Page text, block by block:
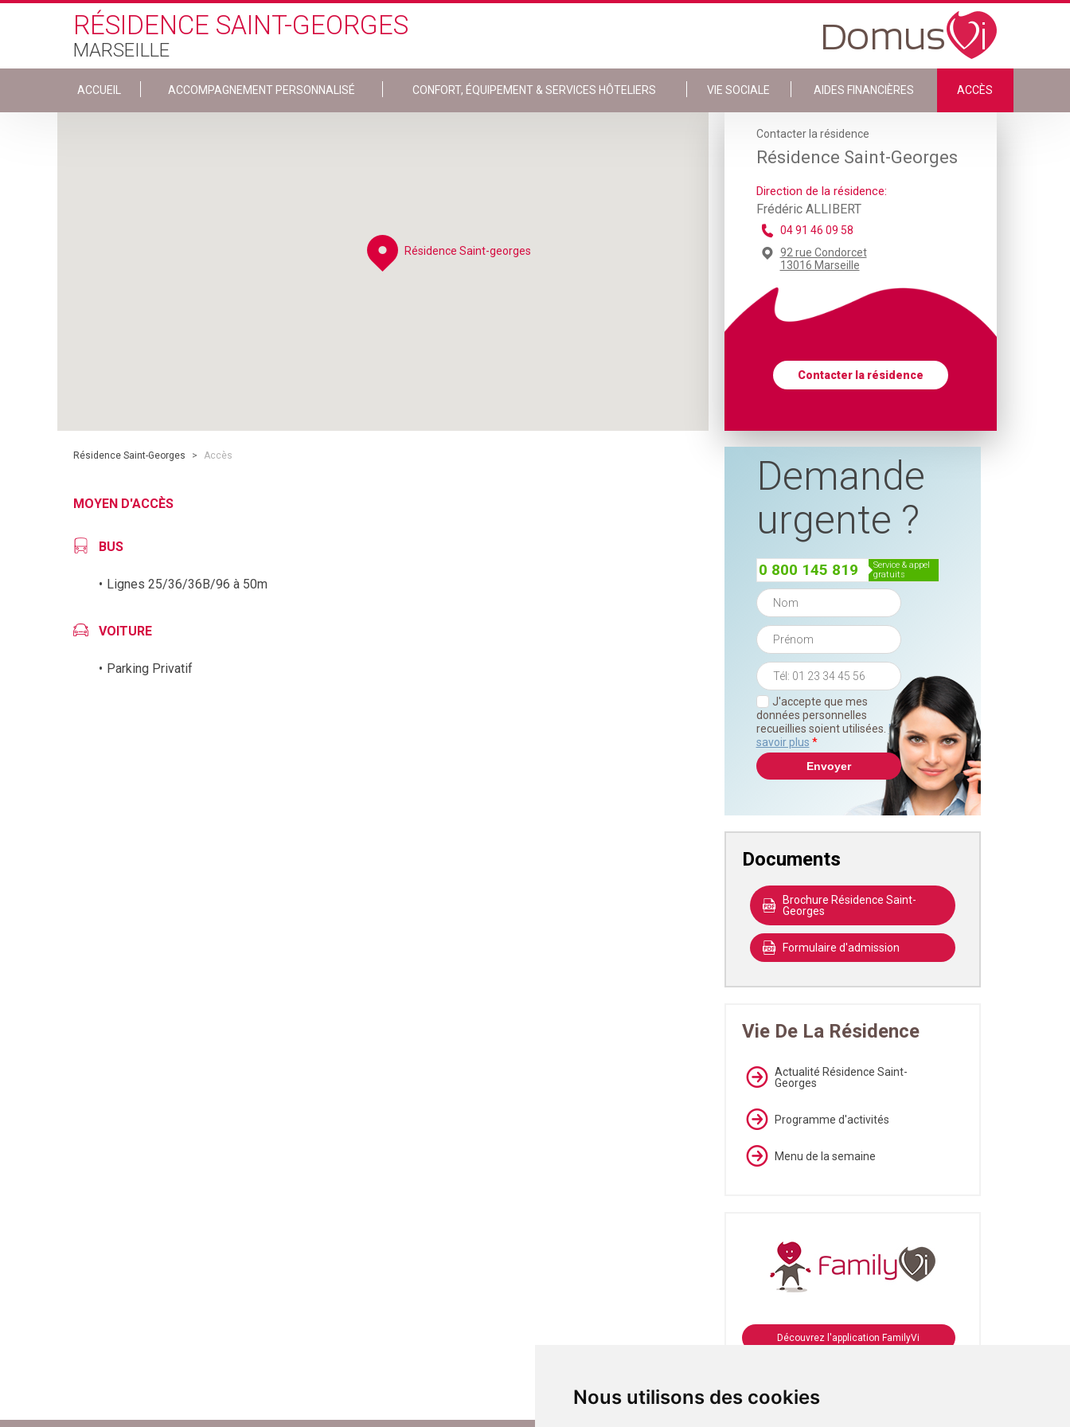
Nous utilisons des cookies
Skip to main content
RÉSIDENCE SAINT-GEORGES
MARSEILLE
ACCUEIL ACCOMPAGNEMENT PERSONNALISÉ CONFORT, ÉQUIPEMENT & SERVICES HÔTELIERS VIE SOCIALE AIDES FINANCIÈRES ACCÈS
Résidence Saint-georges
Résidence Saint-Georges > Accès
MOYEN D'ACCÈS
BUS
Lignes 25/36/36B/96 à 50m
VOITURE
Parking Privatif
Contacter la résidence
Résidence Saint-Georges
Direction de la résidence:
Frédéric ALLIBERT
04 91 46 09 58
92 rue Condorcet
13016 Marseille
Contacter la résidence
Demande
urgente ?
0 800 145 819
service & appel
gratuits
J'accepte que mes
données personnelles
recueillies soient utilisées. En
savoir plus *
Documents
Brochure Résidence Saint-
Georges
Formulaire d'admission
Vie De La Résidence
Actualité Résidence Saint-
Georges
Programme d'activités
Menu de la semaine
Découvrez l'application FamilyVi